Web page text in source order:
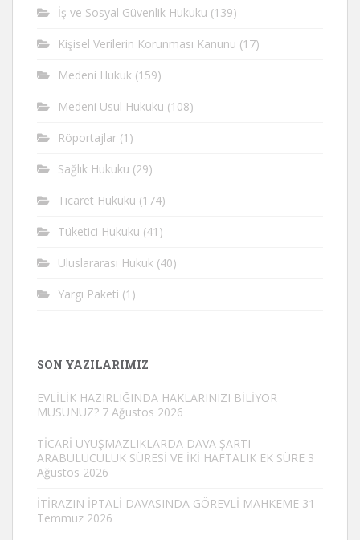
İş ve Sosyal Güvenlik Hukuku (139)
Kişisel Verilerin Korunması Kanunu (17)
Medeni Hukuk (159)
Medeni Usul Hukuku (108)
Röportajlar (1)
Sağlık Hukuku (29)
Ticaret Hukuku (174)
Tüketici Hukuku (41)
Uluslararası Hukuk (40)
Yargı Paketi (1)
SON YAZILARIMIZ
EVLİLİK HAZIRLIĞINDA HAKLARINIZI BİLİYOR
MUSUNUZ? 7 Ağustos 2026
TİCARİ UYUŞMAZLIKLARDA DAVA ŞARTI
ARABULUCULUK SÜRESİ VE İKİ HAFTALIK EK SÜRE 3
Ağustos 2026
İTİRAZIN İPTALİ DAVASINDA GÖREVLİ MAHKEME 31
Temmuz 2026